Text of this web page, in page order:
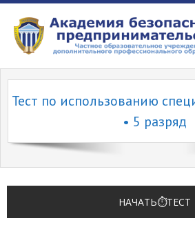
Об Академии
Даты экзаменов
Цены
📞📧
Тест по использованию
• 5 разряд
НАЧАТЬ⏱️ТЕСТ